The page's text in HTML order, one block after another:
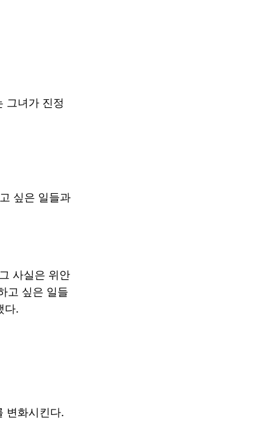
그녀가 진정
싶은 일들과
사실은 위안
고 싶은 일들
다.
변화시킨다.